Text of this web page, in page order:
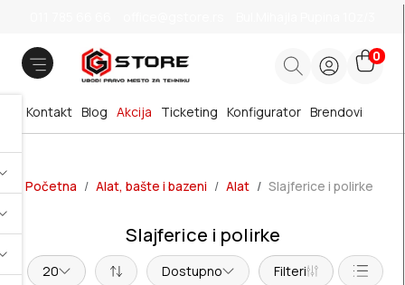
0
Brendovi
Blog Akcija
Kontakt Ticketing Konfigurator
Početna Alat, bašte i bazeni Alat Slajferice i polirke
Slajferice i polirke
20 Dostupno Filteri